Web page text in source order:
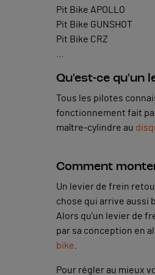
Pit Bike APOLLO
Pit Bike GUNSHOT
Pit Bike CRZ
Qu'est-ce qu'un
Tous les pilotes
fonctionnement fait
maître-cylindre au
Comment
Un levier de frein
chose qui arrive aussi
Alors qu’un levier de
par sa conception en
bike
Pour régler au mieux